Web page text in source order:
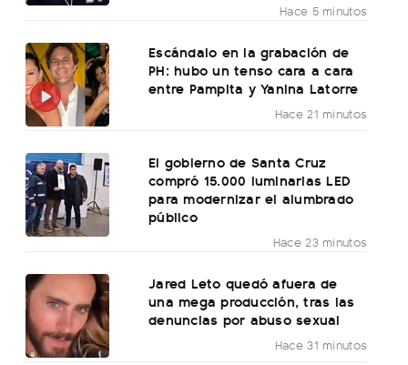
Hace 5 minutos
Escándalo en la grabación de
PH: hubo un tenso cara a cara
entre Pampita y Yanina Latorre
Hace 21 minutos
El gobierno de Santa Cruz
compró 15.000 luminarias LED
para modernizar el alumbrado
público
Hace 23 minutos
Jared Leto quedó afuera de
una mega producción, tras las
denuncias por abuso sexual
Hace 31 minutos